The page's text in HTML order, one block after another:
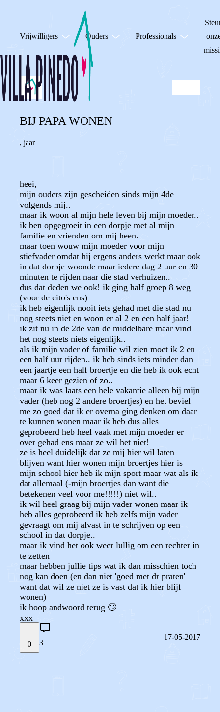
Vrijwilligers Ouders Professionals
BIJ PAPA WONEN
, jaar
heei,
mijn ouders zijn gescheiden sinds mijn 4de
volgends mij..
maar ik woon al mijn hele leven bij mijn moeder..
ik ben opgegroeit in een dorpje met al mijn
familie en vrienden om mij heen.
maar toen wouw mijn moeder voor mijn
stiefvader omdat hij ergens anders werkt maar ook
in dat dorpje woonde maar iedere dag 2 uur en 30
minuten te rijden naar die stad verhuizen..
dus dat deden we ook! ik ging half groep 8 weg
(voor de cito's ens)
ik heb eigenlijk nooit iets gehad met die stad nu
nog steets niet en woon er al 2 en een half jaar!
ik zit nu in de 2de van de middelbare maar vind
het nog steets niets eigenlijk..
als ik mijn vader of familie wil zien moet ik 2 en
een half uur rijden.. ik heb sinds iets minder dan
een jaartje een half broertje en die heb ik ook echt
maar 6 keer gezien of zo..
maar ik was laats een hele vakantie alleen bij mijn
vader (heb nog 2 andere broertjes) en het beviel
me zo goed dat ik er overna ging denken om daar
te kunnen wonen maar ik heb dus alles
geprobeerd heb heel vaak met mijn moeder er
over gehad ens maar ze wil het niet!
ze is heel duidelijk dat ze mij hier wil laten
blijven want hier wonen mijn broertjes hier is
mijn school hier heb ik mijn sport maar wat als ik
dat allemaal (-mijn broertjes dan want die
betekenen veel voor me!!!!!) niet wil..
ik wil heel graag bij mijn vader wonen maar ik
heb alles geprobeerd ik heb zelfs mijn vader
gevraagt om mij alvast in te schrijven op een
school in dat dorpje..
maar ik vind het ook weer lullig om een rechter in
te zetten
maar hebben jullie tips wat ik dan misschien toch
nog kan doen (en dan niet 'goed met dr praten'
want dat wil ze niet ze is vast dat ik hier blijf
wonen)
ik hoop andwoord terug 🙄
xxx
0 3
17-05-2017